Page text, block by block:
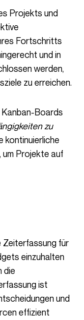
Fortschritts
und in
werden,
zu erreichen.
zu
kontinuierliche
um Projekte auf
Zeiterfassung für
einzuhalten
die
ist
und
effizient